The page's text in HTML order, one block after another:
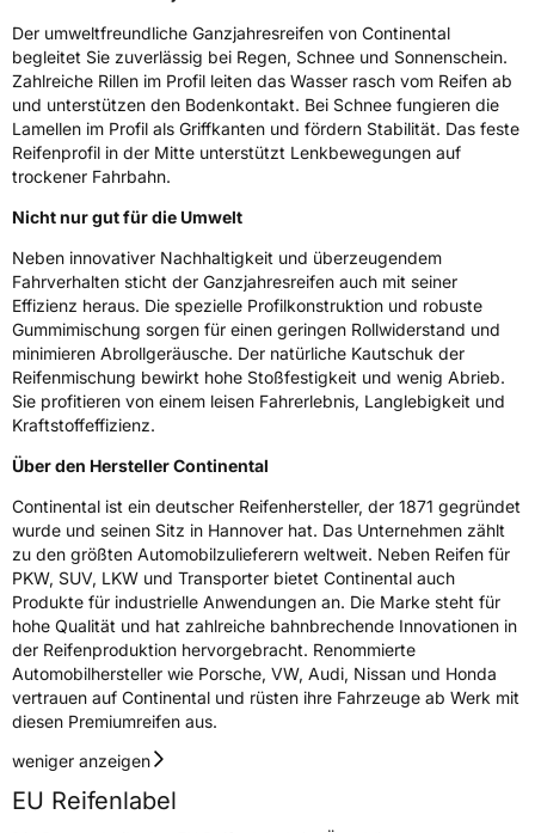
EisgripNein
EPREL ID 1465186
Allgemeine Produktsicherheit (GPSR)
Herstellerkontakt
Continental Reifen Deutschland GmbH
Continental-Plaza 1 30173 Hannover
Deutschland,
customerservice_tires@conti.de
Der umweltfreundliche Ganzjahresreifen von Continental
begleitet Sie zuverlässig bei Regen, Schnee und Sonnenschein.
Zahlreiche Rillen im Profil leiten das Wasser rasch vom Reifen ab
und unterstützen den Bodenkontakt. Bei Schnee fungieren die
Lamellen im Profil als Griffkanten und fördern Stabilität. Das feste
Reifenprofil in der Mitte unterstützt Lenkbewegungen auf
trockener Fahrbahn.
Nicht nur gut für die Umwelt
Neben innovativer Nachhaltigkeit und überzeugendem
Fahrverhalten sticht der Ganzjahresreifen auch mit seiner
Effizienz heraus. Die spezielle Profilkonstruktion und robuste
Gummimischung sorgen für einen geringen Rollwiderstand und
minimieren Abrollgeräusche. Der natürliche Kautschuk der
Reifenmischung bewirkt hohe Stoßfestigkeit und wenig Abrieb.
Sie profitieren von einem leisen Fahrerlebnis, Langlebigkeit und
Kraftstoffeffizienz.
Über den Hersteller Continental
Continental ist ein deutscher Reifenhersteller, der 1871 gegründet
wurde und seinen Sitz in Hannover hat. Das Unternehmen zählt
zu den größten Automobilzulieferern weltweit. Neben Reifen für
PKW, SUV, LKW und Transporter bietet Continental auch
Produkte für industrielle Anwendungen an. Die Marke steht für
hohe Qualität und hat zahlreiche bahnbrechende Innovationen in
der Reifenproduktion hervorgebracht. Renommierte
Automobilhersteller wie Porsche, VW, Audi, Nissan und Honda
vertrauen auf Continental und rüsten ihre Fahrzeuge ab Werk mit
diesen Premiumreifen aus.
weniger anzeigen
EU Reifenlabel